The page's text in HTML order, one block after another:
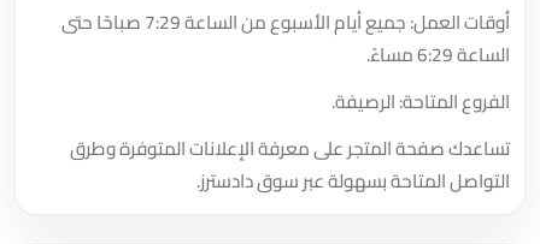
أوقات العمل: جميع أيام الأسبوع من الساعة 7:29 صباحًا حتى
الساعة 6:29 مساءً.
الفروع المتاحة: الرصيفة.
تساعدك صفحة المتجر على معرفة الإعلانات المتوفرة وطرق
التواصل المتاحة بسهولة عبر سوق دادسترز.